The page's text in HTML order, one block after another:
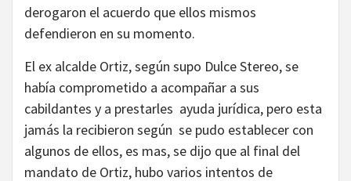
derogaron el acuerdo que ellos mismos
defendieron en su momento.
El ex alcalde Ortiz, según supo Dulce Stereo, se
había comprometido a acompañar a sus
cabildantes y a prestarles ayuda jurídica, pero esta
jamás la recibieron según se pudo establecer con
algunos de ellos, es mas, se dijo que al final del
mandato de Ortiz, hubo varios intentos de